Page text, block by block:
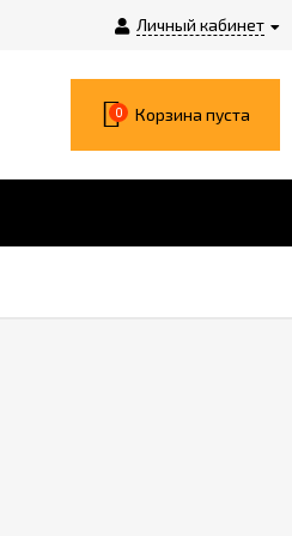
Личный кабинет
0 Корзина пуста